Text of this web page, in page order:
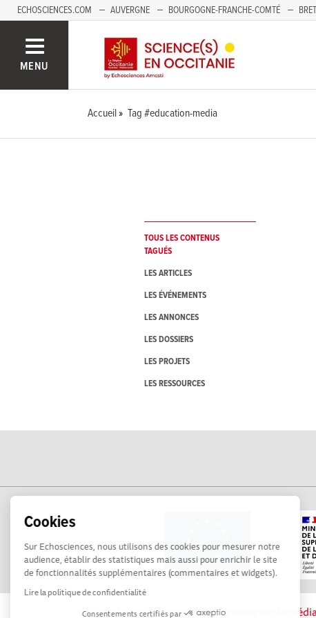
Cookies
Sur Echosciences, nous utilisons des cookies pour mesurer notre
audience, établir des statistiques mais aussi pour enrichir le site
de fonctionnalités supplémentaires (commentaires et widgets).
Lire la politique de confidentialité
Consentements certifiés par
ECHOSCIENCES.COM AUVERGNE BOURGOGNE-FRANCHE-COMTÉ
MENU
Accueil Tag #education-media
TOUS LES CONTENUS
TAGUÉS
LES ARTICLES
LES ÉVÉNEMENTS
LES ANNONCES
LES DOSSIERS
LES PROJETS
LES RESSOURCES
La plateforme Science(s) en Occitanie est le